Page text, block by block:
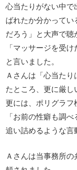
心当たりがない中
ばれたか分かって
だろう」と大声で
「マッサージを受
と言いました。
Ａさんは「心当た
たところ、更に厳し
更には、ポリグラフ
「お前の性癖も調
追い詰めるような言
Ａさんは当事務所